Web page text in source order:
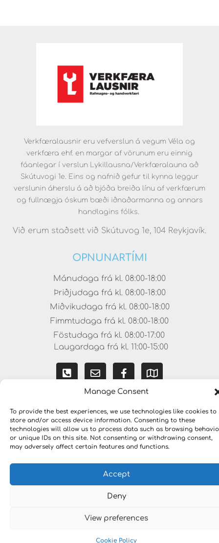
Manage Consent
To provide the best experiences, we use technologies like cookies to
store and/or access device information. Consenting to these
technologies will allow us to process data such as browsing
or unique IDs on this site. Not consenting or withdrawing consent,
may adversely affect certain features and functions.
Accept
Deny
View preferences
Cookie Policy
Verkfæralausnir eru vefverslun á vegum Véla og
verkfæra ehf. en margar af vörunum eru einnig
fáanlegar í verslun Lykillausna/Verkfæralauna að
Skútuvogi 1e. Eins og nafnið gefur til kynna leggur
verslunin áherslu á að bjóða breiða línu af verkfærum
og fullnægja óskum bæði iðnaðarmanna og annars
handlagins fólks.
Við erum staðsett við Skútuvog 1e, 104 Reykjavík.
OPNUNARTÍMI
Mánudaga frá kl. 08:00-18:00
Þriðjudaga frá kl. 08:00-18:00
Miðvikudaga frá kl. 08:00-18:00
Fimmtudaga frá kl. 08:00-18:00
Föstudaga frá kl. 08:00-17:00
Laugardaga frá kl. 11:00-15:00
Copyright © 2023 VERKFÆRALAUSNIR. Öll réttindi